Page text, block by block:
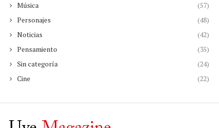
Música
(57)
Personajes
(48)
Noticias
(42)
Pensamiento
(35)
Sin categoría
(24)
Cine
(22)